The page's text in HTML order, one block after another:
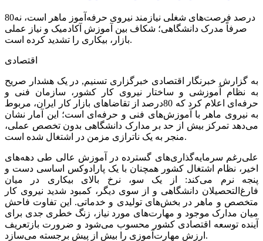
80درصد فرصت‌های شغلی نیازمند نیروی حرفه‌آموز ماهر است، نه
صرفاً مدرک دانشگاهی؛ شکاف بین آموزش آکادمیک و نیاز عملی
بازار، بیکاری را تشدید کرده است.
اقتصادی
به گزارش خبرنگار اقتصادی خبرگزاری تسنیم, در یک هشدار صریح
به نظام آموزشی و ساختار نیروی کار کشور، سازمان فنی و
حرفه‌ای اعلام کرد که 80درصد از تقاضاهای بازار کار ایران، مربوط
به نیروی ماهر با آموزش‌های فنی و حرفه‌ای است؛ این آمار نشان
می‌دهد تمرکز بیش از حد بر مدارک دانشگاهی بدون تخصص عملی،
منجر به یک ناترازی مزمن در اشتغال شده است.
علی‌رغم سرمایه‌گذاری‌های گسترده در آموزش عالی طی دهه‌های
اخیر، نظام اشتغال کشور همچنان با یک پارادوکس اساسی دست و
پنجه نرم می‌کند: از یک سو، نرخ بالای بیکاری در میان
فارغ‌التحصیلان دانشگاهی و از سوی دیگر، کمبود شدید نیروی کار
متخصص و ماهر در بخش‌های تولیدی و خدماتی. این تفاوت فاحش
میان مدارک موجود و مهارت‌های مورد نیاز، زنگ خطری جدی برای
آینده توسعه اقتصادی کشور محسوب می‌شود و ضرورت بازتعریف
ارزش مهارت‌آموزی را بیش از پیش برجسته می‌سازد.